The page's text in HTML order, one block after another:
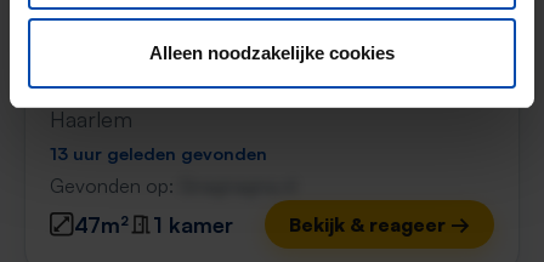
Alleen noodzakelijke cookies
Kennedylaan 314
Haarlem
€ 1.200p/m
13 uur geleden gevonden
Gevonden op:
47m² 1 kamer Bekijk & reageer →